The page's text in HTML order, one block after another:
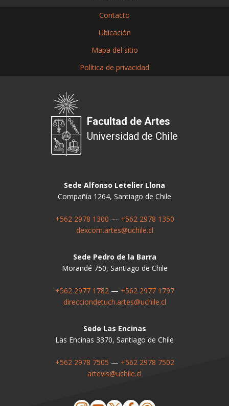
Contacto
Ubicación
Mapa del sitio
Política de privacidad
Facultad de Artes
Universidad de Chile
Sede Alfonso Letelier Llona
Compañía 1264, Santiago de Chile
+562 2978 1300 — +562 2978 1350
dexcom.artes@uchile.cl
Sede Pedro de la Barra
Morandé 750, Santiago de Chile
+562 2977 1782— +562 2977 1797
direcciondetuch.artes@uchile.cl
Sede Las Encinas
Las Encinas 3370, Santiago de Chile
+562 2978 7505 — +562 2978 7502
artevis@uchile.cl